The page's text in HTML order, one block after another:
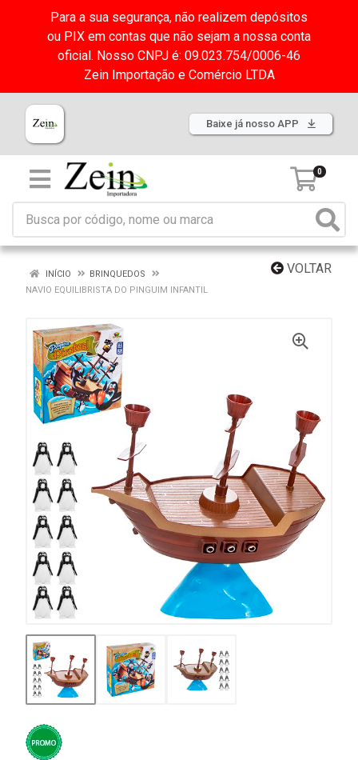
Para a sua segurança, não realizem depósitos
ou PIX em contas que não sejam a nossa conta
oficial. Nosso CNPJ é: 09.023.754/0006-46
Zein Importação e Comércio LTDA
Baixe já nosso APP
0
VOLTAR
INÍCIO
BRINQUEDOS
NAVIO EQUILIBRISTA DO PINGUIM INFANTIL